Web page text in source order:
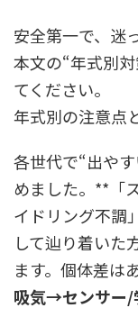
安全第一で、迷
本文の“年式別
てください。
年式別の注意点
各世代で“出や
めました。**「
イドリング不調
して辿り着いた
ます。個体差は
吸気→センサー/